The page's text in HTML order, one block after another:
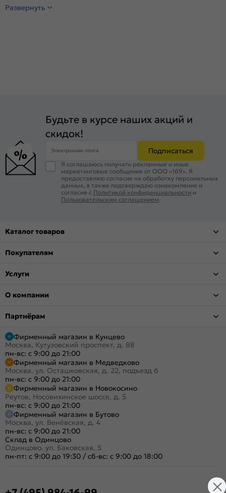
Развернуть
Будьте в курсе наших акций и
скидок!
Электронная почта Подписаться
Я соглашаюсь получать рекламные и иные
маркетинговые сообщения от ООО «169». Я
предоставляю согласие на обработку персональных
данных, а также подтверждаю ознакомление и
согласие с Политикой конфиденциальности и
Пользовательским соглашением.
Каталог товаров
Покупателям
Услуги
О компании
Партнёрам
Фирменный магазин в Кунцево
Москва, Кутузовский проспект, д. 88
пн-вс: с 9:00 до 21:00
Фирменный магазин в Медведково
Москва, ул. Осташковская, д. 22, подъезд 6
пн-вс: с 9:00 до 21:00
Фирменный магазин в Новокосино
Реутов, Носовихинское шоссе, д. 5
пн-вс: с 9:00 до 21:00
Фирменный магазин в Бутово
Москва, ул. Венёвская, д. 4
пн-вс: с 9:00 до 21:00
Склад в Одинцово
Одинцово, ул. Баковская, 5
пн-пт: с 9:00 до 19:30 / сб-вс: с 9:00 до 18:00